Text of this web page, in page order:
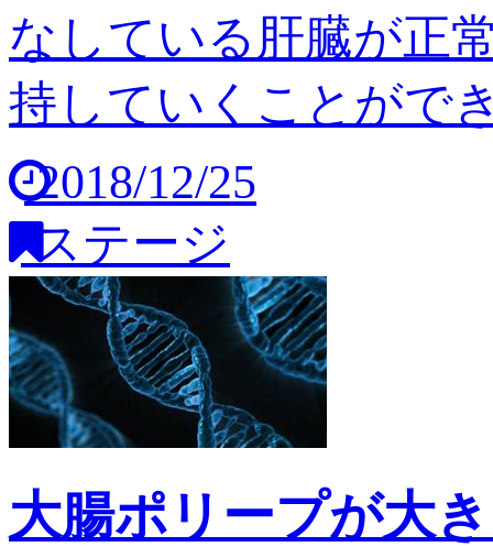
なしている肝臓が正
持していくことがで
2018/12/25
ステージ
大腸ポリープが大